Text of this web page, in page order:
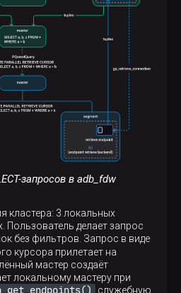
запросов в adb_fdw
кластера: 3 локальных
Пользователь делает запрос
без фильтров. Запрос в виде
курсора прилетает на
мастер создаёт
локальному мастеру при
служебную